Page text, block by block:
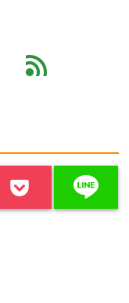
feed
line